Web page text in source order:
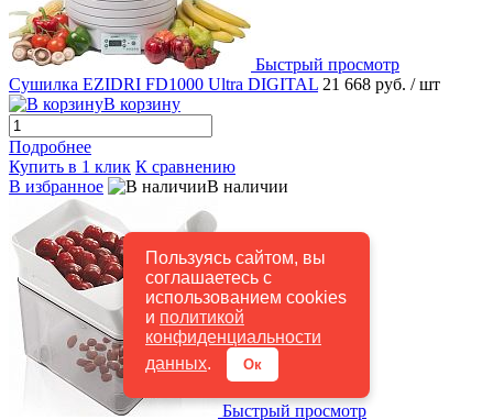
Пользуясь сайтом, вы
соглашаетесь с
использованием cookies
и политикой
конфиденциальности
данных. Ок
Быстрый просмотр
Сушилка EZIDRI FD1000 Ultra DIGITAL 21 668 руб. / шт
В корзину
Подробнее
Купить в 1 клик К сравнению
В избранное
В наличии
Быстрый просмотр